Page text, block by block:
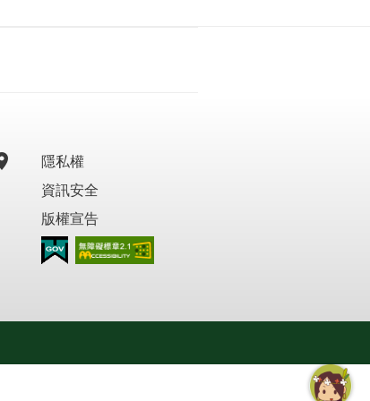
隱私權
資訊安全
版權宣告
智慧